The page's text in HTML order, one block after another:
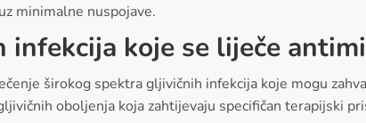
minimalne nuspojave.
koje se liječe
širokog spektra gljivičnih infekcija koje mogu
oboljenja koja zahtijevaju specifičan terapijski